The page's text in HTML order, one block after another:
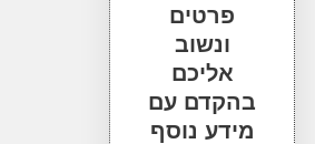
פרטים
אליכם
בהקדם עם
מידע נוסף